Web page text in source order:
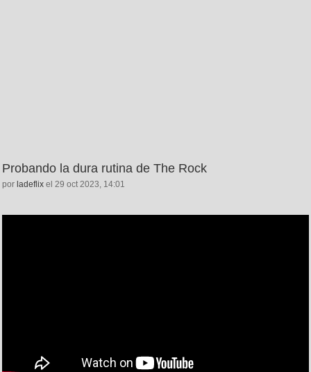
Probando la dura rutina de The Rock
por ladeflix el 29 oct 2023, 14:01